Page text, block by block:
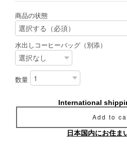
商品の状態
水出しコーヒーバッグ（別添）
数量
International
Add to
日本国内にお住ま